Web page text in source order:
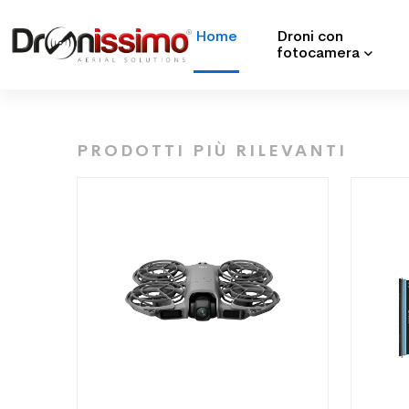
Home
Droni con
fotocamera
PRODOTTI PIÙ RILEVANTI